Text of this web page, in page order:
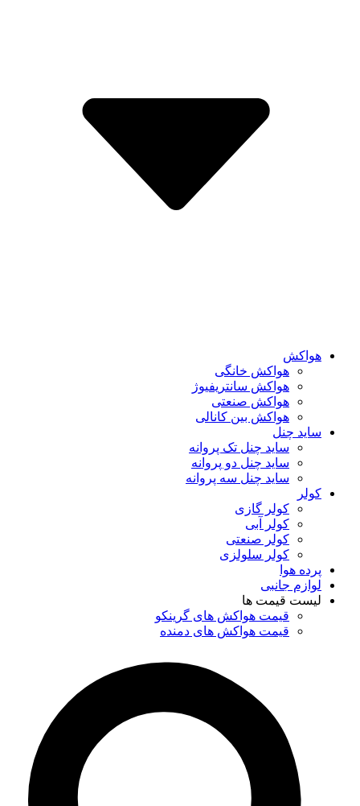
هواکش
هواکش خانگی
هواکش سانتریفیوژ
هواکش صنعتی
هواکش بین کانالی
ساید چنل
ساید چنل تک پروانه
ساید چنل دو پروانه
ساید چنل سه پروانه
کولر
کولر گازی
کولر آبی
کولر صنعتی
کولر سلولزی
پرده هوا
لوازم جانبی
لیست قیمت ها
قیمت هواکش های گرینکو
قیمت هواکش های دمنده